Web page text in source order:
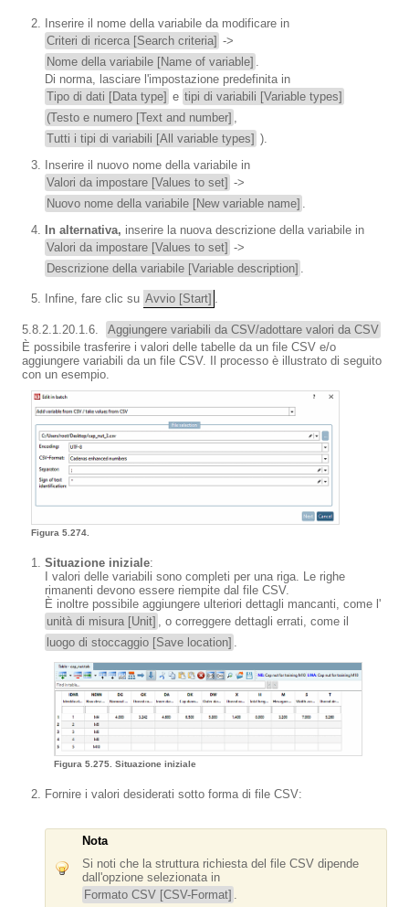
Inserire il nome della variabile da modificare in
Criteri di ricerca [Search criteria] ->
Nome della variabile [Name of variable] .
Di norma, lasciare l'impostazione predefinita in
Tipo di dati [Data type] e tipi di variabili [Variable types]
(Testo e numero [Text and number] ,
Tutti i tipi di variabili [All variable types] ).
Inserire il nuovo nome della variabile in
Valori da impostare [Values to set] ->
Nuovo nome della variabile [New variable name] .
In alternativa, inserire la nuova descrizione della variabile in
Valori da impostare [Values to set] ->
Descrizione della variabile [Variable description] .
Infine, fare clic su Avvio [Start] .
5.8.2.1.20.1.6.
Aggiungere variabili da CSV/adottare valori da CSV
È possibile trasferire i valori delle tabelle da un file CSV e/o
aggiungere variabili da un file CSV. Il processo è illustrato di seguito
con un esempio.
Figura 5.274.
Situazione iniziale:
I valori delle variabili sono completi per una riga. Le righe
rimanenti devono essere riempite dal file CSV.
È inoltre possibile aggiungere ulteriori dettagli mancanti, come l'
unità di misura [Unit]
, o correggere dettagli errati, come il
luogo di stoccaggio [Save location]
Figura 5.275. Situazione iniziale
Fornire i valori desiderati sotto forma di file CSV:
Nota
Si noti che la struttura richiesta del file CSV dipende
dall'opzione selezionata in
Formato CSV [CSV-Format] .